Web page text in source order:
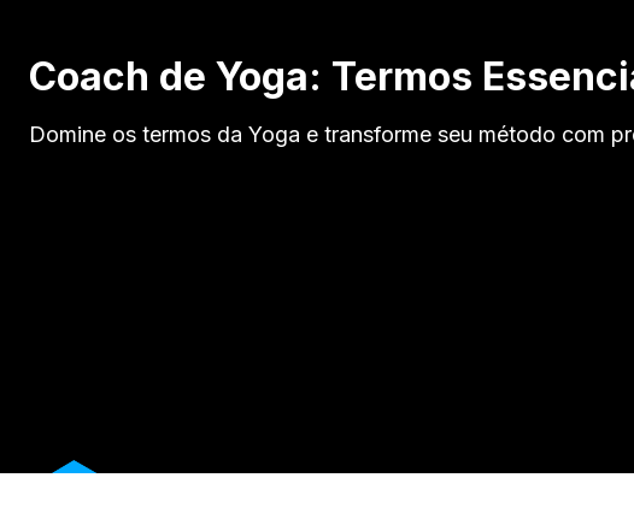
Coach de Yoga: Termos
Domine os termos da Yoga e transforme seu método com